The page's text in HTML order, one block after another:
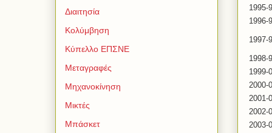
1995-
1996-
1997-
1998-
1999-
2000-
2001-
2002-
2003-
Διαιτησία
Κολύμβηση
Κύπελλο ΕΠΣΝΕ
Μεταγραφές
Μηχανοκίνηση
Μικτές
Μπάσκετ